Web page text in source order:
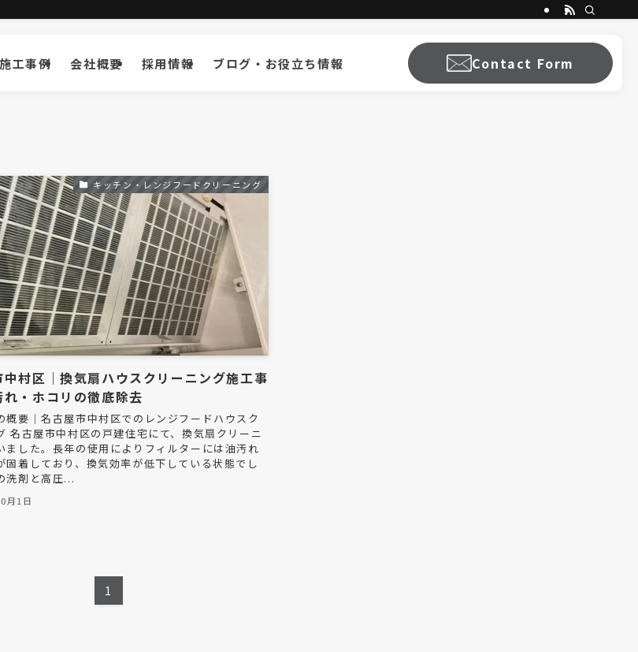
施工事例 会社概要 採用情報 ブログ・お役立ち情報 Contact Form
キッチン・レンジフードクリーニング
村区｜換気扇ハウスクリーニング施工事
・ホコリの徹底除去
概要｜名古屋市中村区でのレンジフードハウスク
名古屋市中村区の戸建住宅にて、換気扇クリーニ
ました。長年の使用によりフィルターには油汚れ
固着しており、換気効率が低下している状態でし
洗剤と高圧...
月1日
1